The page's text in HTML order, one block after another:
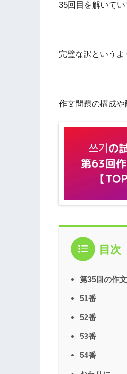
35回目を解いてい
完璧な訳というよ
作文問題の構成や
目次
第35回の作
51番
52番
53番
54番